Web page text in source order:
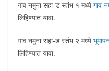
गाव नमुना सहा-ड स्तंभ १ मध्ये गाव
लिहिण्यात यावा.
गाव नमुना सहा-ड स्तंभ २ मध्ये
लिहिण्यात यावा.